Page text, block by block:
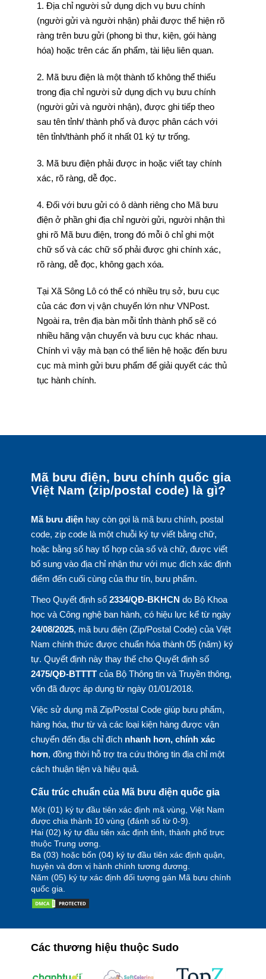
1. Địa chỉ người sử dụng dịch vụ bưu chính
(người gửi và người nhận) phải được thể hiện rõ
ràng trên bưu gửi (phong bì thư, kiện, gói hàng
hóa) hoặc trên các ấn phẩm, tài liệu liên quan.
2. Mã bưu điện là một thành tố không thể thiếu
trong địa chỉ người sử dụng dịch vụ bưu chính
(người gửi và người nhận), được ghi tiếp theo
sau tên tỉnh/ thành phố và được phân cách với
tên tỉnh/thành phố ít nhất 01 ký tự trống.
3. Mã bưu điện phải được in hoặc viết tay chính
xác, rõ ràng, dễ đọc.
4. Đối với bưu gửi có ô dành riêng cho Mã bưu
điện ở phần ghi địa chỉ người gửi, người nhận thì
ghi rõ Mã bưu điện, trong đó mỗi ô chỉ ghi một
chữ số và các chữ số phải được ghi chính xác,
rõ ràng, dễ đọc, không gạch xóa.
Tại Xã Sông Lô có thể có nhiều trụ sở, bưu cục
của các đơn vị vận chuyển lớn như VNPost.
Ngoài ra, trên địa bàn mỗi tỉnh thành phố sẽ có
nhiều hãng vận chuyển và bưu cục khác nhau.
Chính vì vậy mà bạn có thể liên hệ hoặc đến bưu
cục mà mình gửi bưu phẩm để giải quyết các thủ
tục hành chính.
Mã bưu điện, bưu chính quốc gia
Việt Nam (zip/postal code) là gì?
Mã bưu điệnhay còn gọi là mã bưu chính, postal
code, zip code là một chuỗi ký tự viết bằng chữ,
hoặc bằng số hay tổ hợp của số và chữ, được viết
bổ sung vào địa chỉ nhận thư với mục đích xác định
điểm đến cuối cùng của thư tín, bưu phẩm.
Theo Quyết định số 2334/QĐ-BKHCN do Bộ Khoa
học và Công nghệ ban hành, có hiệu lực kể từ ngày
24/08/2025, mã bưu điện (Zip/Postal Code) của Việt
Nam chính thức được chuẩn hóa thành 05 (năm) ký
tự. Quyết định này thay thế cho Quyết định số
2475/QĐ-BTTTTcủa Bộ Thông tin và Truyền thông,
vốn đã được áp dụng từ ngày 01/01/2018.
Việc sử dụng mã Zip/Postal Code giúp bưu phẩm,
hàng hóa, thư từ và các loại kiện hàng được vận
chuyển đến địa chỉ đích nhanh hơn, chính xác
hơn, đồng thời hỗ trợ tra cứu thông tin địa chỉ một
cách thuận tiện và hiệu quả.
Cấu trúc chuẩn của Mã bưu điện quốc gia
Một (01) ký tự đầu tiên xác định mã vùng, Việt Nam
được chia thành 10 vùng (đánh số từ 0-9).
Hai (02) ký tự đầu tiên xác định tỉnh, thành phố trực
thuộc Trung ương.
Ba (03) hoặc bốn (04) ký tự đầu tiên xác định quận,
huyện và đơn vị hành chính tương đương.
Năm (05) ký tự xác định đối tượng gán Mã bưu chính
quốc gia.
Các thương hiệu thuộc Sudo